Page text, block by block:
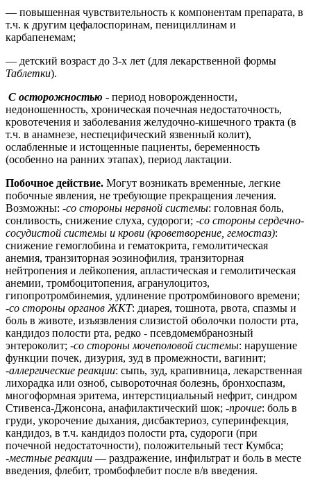
— повышенная чувствительность к компонентам препарата, в
т.ч. к другим цефалоспоринам, пенициллинам и
карбапенемам;
— детский возраст до 3-х лет (для лекарственной формы
Таблетки).
С осторожностью - период новорожденности,
недоношенность, хроническая почечная недостаточность,
кровотечения и заболевания желудочно-кишечного тракта (в
т.ч. в анамнезе, неспецифический язвенный колит),
ослабленные и истощенные пациенты, беременность
(особенно на ранних этапах), период лактации.
Побочное действие. Могут возникать временные, легкие
побочные явления, не требующие прекращения лечения.
Возможны: -со стороны нервной системы: головная боль,
сонливость, снижение слуха, судороги; -со стороны сердечно-
сосудистой системы и крови (кроветворение, гемостаз):
снижение гемоглобина и гематокрита, гемолитическая
анемия, транзиторная эозинофилия, транзиторная
нейтропения и лейкопения, апластическая и гемолитическая
анемии, тромбоцитопения, агранулоцитоз,
гипопротромбинемия, удлинение протромбинового времени;
-со стороны органов ЖКТ: диарея, тошнота, рвота, спазмы и
боль в животе, изъязвления слизистой оболочки полости рта,
кандидоз полости рта, редко - псевдомембранозный
энтероколит; -со стороны мочеполовой системы: нарушение
функции почек, дизурия, зуд в промежности, вагинит;
-аллергические реакции: сыпь, зуд, крапивница, лекарственная
лихорадка или озноб, сывороточная болезнь, бронхоспазм,
многоформная эритема, интерстициальный нефрит, синдром
Стивенса-Джонсона, анафилактический шок; -прочие: боль в
груди, укорочение дыхания, дисбактериоз, суперинфекция,
кандидоз, в т.ч. кандидоз полости рта, судороги (при
почечной недостаточности), положительный тест Кумбса;
-местные реакции — раздражение, инфильтрат и боль в месте
введения, флебит, тромбофлебит после в/в введения.